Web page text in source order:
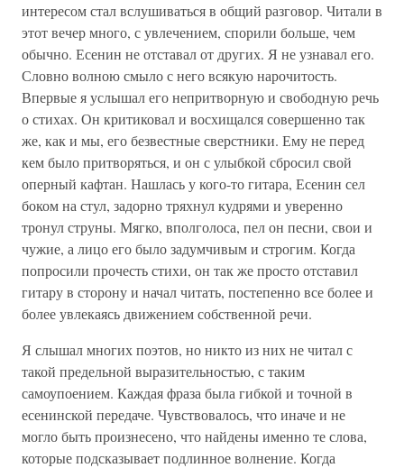
интересом стал вслушиваться в общий разговор. Читали в
этот вечер много, с увлечением, спорили больше, чем
обычно. Есенин не отставал от других. Я не узнавал его.
Словно волною смыло с него всякую нарочитость.
Впервые я услышал его непритворную и свободную речь
о стихах. Он критиковал и восхищался совершенно так
же, как и мы, его безвестные сверстники. Ему не перед
кем было притворяться, и он с улыбкой сбросил свой
оперный кафтан. Нашлась у кого-то гитара, Есенин сел
боком на стул, задорно тряхнул кудрями и уверенно
тронул струны. Мягко, вполголоса, пел он песни, свои и
чужие, а лицо его было задумчивым и строгим. Когда
попросили прочесть стихи, он так же просто отставил
гитару в сторону и начал читать, постепенно все более и
более увлекаясь движением собственной речи.
Я слышал многих поэтов, но никто из них не читал с
такой предельной выразительностью, с таким
самоупоением. Каждая фраза была гибкой и точной в
есенинской передаче. Чувствовалось, что иначе и не
могло быть произнесено, что найдены именно те слова,
которые подсказывает подлинное волнение. Когда